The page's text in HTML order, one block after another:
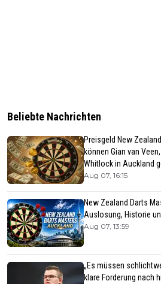
Beliebte Nachrichten
Preisgeld New
können Gian van
Whitlock in Auckland
Aug 07, 16:15
New Zealand Darts
Auslosung, Historie
Aug 07, 13:59
„Es müssen
klare Forderung nach